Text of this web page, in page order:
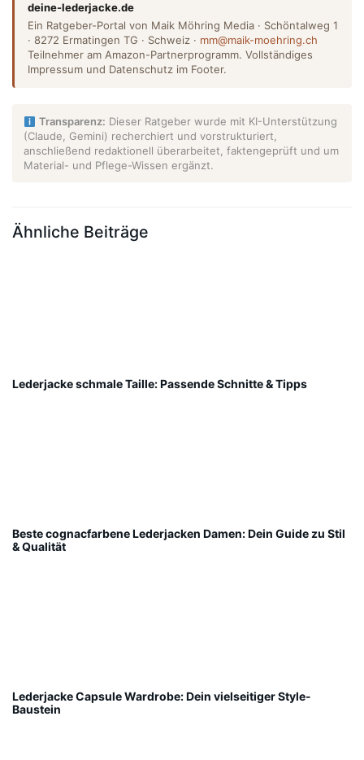
deine-lederjacke.de
Ein Ratgeber-Portal von Maik Möhring Media · Schöntalweg 1
· 8272 Ermatingen TG · Schweiz · mm@maik-moehring.ch
Teilnehmer am Amazon-Partnerprogramm. Vollständiges
Impressum und Datenschutz im Footer.
Transparenz: Dieser Ratgeber wurde mit KI-Unterstützung
(Claude, Gemini) recherchiert und vorstrukturiert,
anschließend redaktionell überarbeitet, faktengeprüft und um
Material- und Pflege-Wissen ergänzt.
Ähnliche Beiträge
Lederjacke schmale Taille: Passende Schnitte & Tipps
Beste cognacfarbene Lederjacken Damen: Dein Guide zu Stil
& Qualität
Lederjacke Capsule Wardrobe: Dein vielseitiger Style-
Baustein